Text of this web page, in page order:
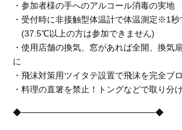
・参加者様の手へのアルコール消毒の実地
・受付時に非接触型体温計で体温測定※1秒
(37.5℃以上の方は参加できません)
・使用店舗の換気、窓があれば全開、換気
に
・飛沫対策用ツイタテ設置で飛沫を完全ブ
・料理の直箸を禁止！トングなどで取り分
◆──────────────────────◆